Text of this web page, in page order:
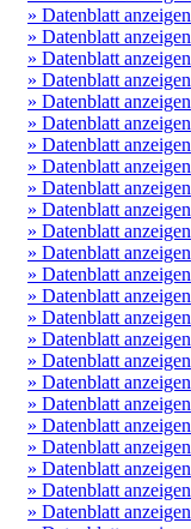
» Datenblatt anzeigen
» Datenblatt anzeigen
» Datenblatt anzeigen
» Datenblatt anzeigen
» Datenblatt anzeigen
» Datenblatt anzeigen
» Datenblatt anzeigen
» Datenblatt anzeigen
» Datenblatt anzeigen
» Datenblatt anzeigen
» Datenblatt anzeigen
» Datenblatt anzeigen
» Datenblatt anzeigen
» Datenblatt anzeigen
» Datenblatt anzeigen
» Datenblatt anzeigen
» Datenblatt anzeigen
» Datenblatt anzeigen
» Datenblatt anzeigen
» Datenblatt anzeigen
» Datenblatt anzeigen
» Datenblatt anzeigen
» Datenblatt anzeigen
» Datenblatt anzeigen